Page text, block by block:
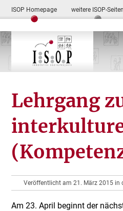
ISOP Homepage weitere ISOP-Seiten
Lehrgang
Veröffentlicht am 21. März 2015 in
Am 23. April beginnt der